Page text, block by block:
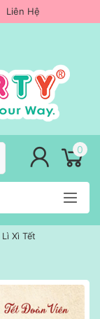
Liên Hệ
0
Lì Xì Tết